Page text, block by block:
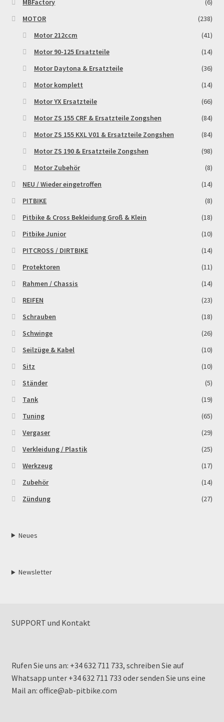
Reset Password
Shop
Support
Términos y Condiciones Generales
Warenkorb
Zahlung & Versand
Zahlungsarten
MBFactory
(6)
MOTOR
(238)
Motor 212ccm
(41)
Motor 90-125 Ersatzteile
(14)
Motor Daytona & Ersatzteile
(36)
Motor komplett
(14)
Motor YX Ersatzteile
(66)
Motor ZS 155 CRF & Ersatzteile Zongshen
(84)
Motor ZS 155 KXL V01 & Ersatzteile Zongshen
(84)
Motor ZS 190 & Ersatzteile Zongshen
(98)
Motor Zubehör
(8)
NEU / Wieder eingetroffen
(14)
PITBIKE
(8)
Pitbike & Cross Bekleidung Groß & Klein
(18)
Pitbike Junior
(10)
PITCROSS / DIRTBIKE
(14)
Protektoren
(11)
Rahmen / Chassis
(14)
REIFEN
(23)
Schrauben
(18)
Schwinge
(26)
Seilzüge & Kabel
(10)
Sitz
(10)
Ständer
(5)
Tank
(19)
Tuning
(65)
Vergaser
(29)
Verkleidung / Plastik
(25)
Werkzeug
(17)
Zubehör
(14)
Zündung
(27)
Neues
Newsletter
SUPPORT und Kontakt
Rufen Sie uns an: +34 632 711 733, schreiben Sie auf
Whatsapp unter +34 632 711 733 oder senden Sie uns eine
Mail an: office@ab-pitbike.com